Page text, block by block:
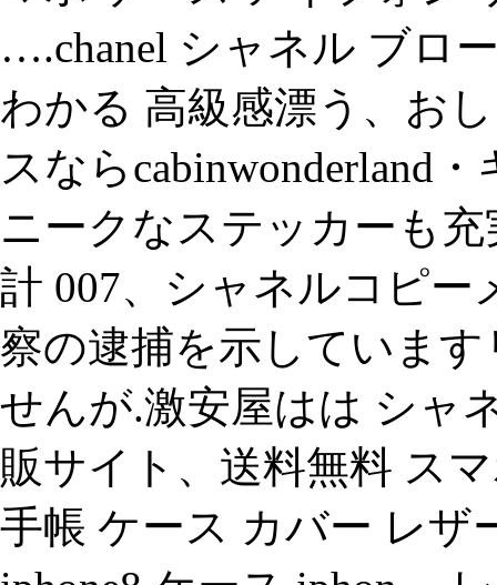
….chanel シャネル ブロ
わかる 高級感漂う、お
スならcabinwonderland
ニークなステッカーも
計 007、シャネルコピ
察の逮捕を示していま
せんが.激安屋はは シャ
販サイト、送料無料 ス
手帳 ケース カバー レザ